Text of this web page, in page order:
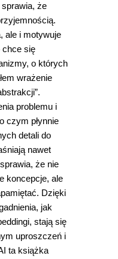
że
ale i motywuje
się
o których
wrażenie
problemu i
czym płynnie
detali do
nawet
że nie
koncepcje, ale
Dzięki
jak
stają się
uproszczeń i
ta książka